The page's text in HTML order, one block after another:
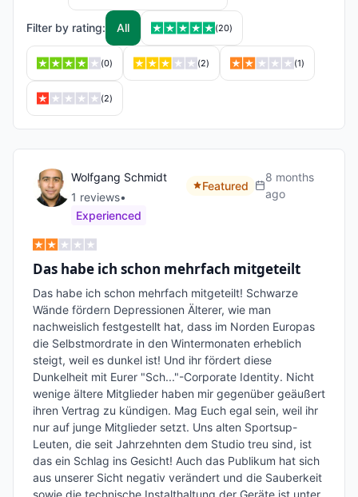
Filter by rating: All (20)
(0) (2) (1)
(2)
Wolfgang Schmidt
1 reviews•
Experienced
Featured
8 months
ago
Das habe ich schon mehrfach mitgeteilt
Das habe ich schon mehrfach mitgeteilt! Schwarze
Wände fördern Depressionen Älterer, wie man
nachweislich festgestellt hat, dass im Norden Europas
die Selbstmordrate in den Wintermonaten erheblich
steigt, weil es dunkel ist! Und ihr fördert diese
Dunkelheit mit Eurer "Sch..."-Corporate Identity. Nicht
wenige ältere Mitglieder haben mir gegenüber geäußert
ihren Vertrag zu kündigen. Mag Euch egal sein, weil ihr
nur auf junge Mitglieder setzt. Uns alten Sportsup-
Leuten, die seit Jahrzehnten dem Studio treu sind, ist
das ein Schlag ins Gesicht! Auch das Publikum hat sich
aus unserer Sicht negativ verändert und die Sauberkeit
sowie die technische Instalthaltung der Geräte ist unter